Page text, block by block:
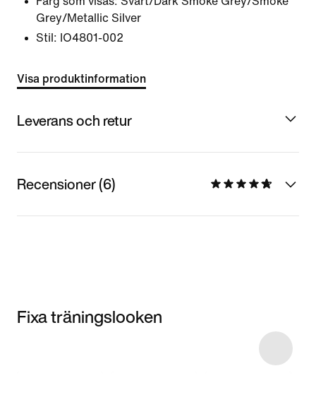
Grey/Metallic Silver
Stil: IO4801-002
Visa produktinformation
Leverans och retur
Recensioner (6)
Fixa träningslooken